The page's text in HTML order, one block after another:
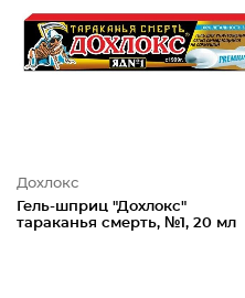
Дохлокс
Гель-шприц "Дохлокс"
тараканья смерть, №1, 20 мл